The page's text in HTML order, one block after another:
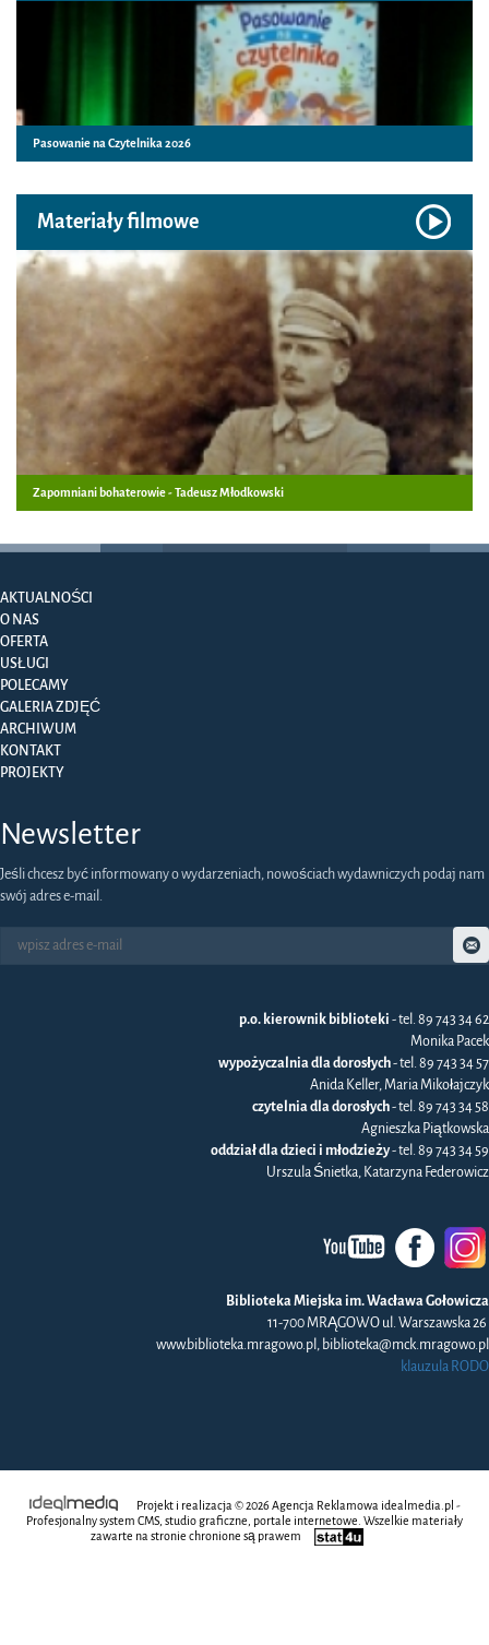
Pasowanie na Czytelnika 2026
Materiały filmowe
Zapomniani bohaterowie - Tadeusz Młodkowski
AKTUALNOŚCI
O NAS
OFERTA
USŁUGI
POLECAMY
GALERIA ZDJĘĆ
ARCHIWUM
KONTAKT
PROJEKTY
Newsletter
Jeśli chcesz być informowany o wydarzeniach, nowościach wydawniczych podaj nam
swój adres e-mail.
p.o. kierownik biblioteki - tel. 89 743 34 62
Monika Pacek
wypożyczalnia dla dorosłych- tel. 89 743 34 57
Anida Keller, Maria Mikołajczyk
czytelnia dla dorosłych- tel. 89 743 34 58
Agnieszka Piątkowska
oddział dla dzieci i młodzieży- tel. 89 743 34 59
Urszula Śnietka, Katarzyna Federowicz
Biblioteka Miejska im. Wacława Gołowicza
11-700 MRĄGOWO ul. Warszawska 26
www.biblioteka.mragowo.pl, biblioteka@mck.mragowo.pl
klauzula RODO
Projekt i realizacja © 2026 Agencja Reklamowa idealmedia.pl -
Profesjonalny system CMS, studio graficzne, portale internetowe. Wszelkie materiały
zawarte na stronie chronione są prawem